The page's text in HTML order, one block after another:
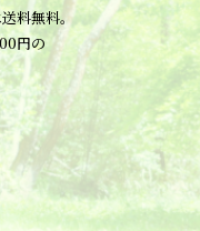
料無料。
円の